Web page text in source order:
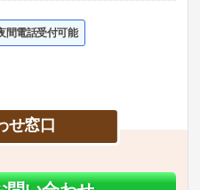
間電話受付可能
せ窓口